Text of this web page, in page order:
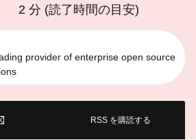
2 分 (読了時間の目安)
provider of enterprise open source
RSS を購読する